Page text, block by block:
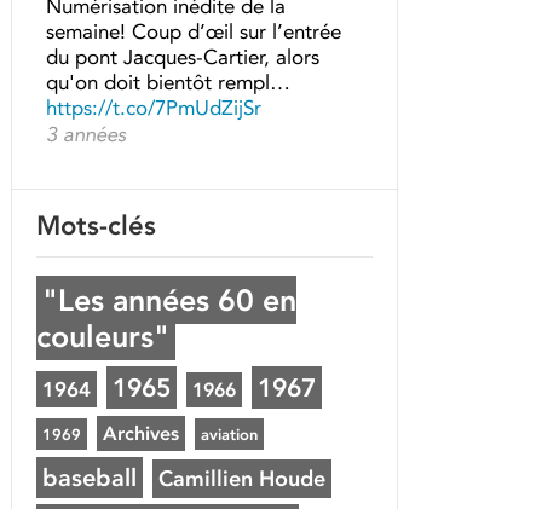
Numérisation inédite de la
semaine! Coup d’œil sur l’entrée
du pont Jacques-Cartier, alors
qu'on doit bientôt rempl…
https://t.co/7PmUdZijSr
3 années
Mots-clés
"Les années 60 en
couleurs"
1964 1965 1966 1967
1969 Archives aviation
baseball Camillien Houde